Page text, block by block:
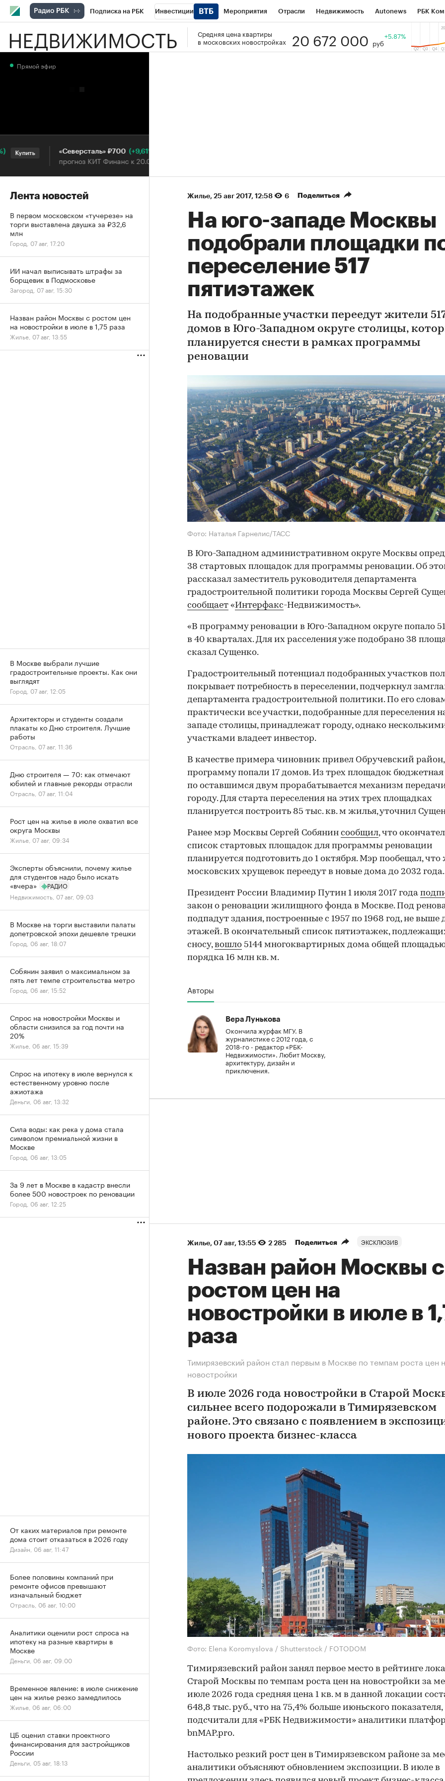
Подписка на РБК Инвестиции Мероприятия Отрасли Недвижимость Autonews РБК
РБК Вино Спорт Школа управления РБК РБК Образование Тренды
НЕДВИЖИМОСТЬ
Средняя цена квартиры
в московских новостройках
20 672 000 руб
+5.87%
Жилье⁠, 25 авг 2017, 12:58 6 Поделиться
На юго-западе Москвы
подобрали площадки
переселение 517
пятиэтажек
На подобранные участки переедут жители
домов в Юго-Западном округе столицы,
планируется снести в рамках программы
реновации
Фото: Наталья Гарнелис/ТАСС
В Юго-Западном административном округе Москвы
38 стартовых площадок для программы реновации. Об
рассказал заместитель руководителя департамента
градостроительной политики города Москвы Сергей
сообщает «Интерфакс-Недвижимость».
«В программу реновации в Юго-Западном округе попало
в 40 кварталах. Для их расселения уже подобрано 38
сказал Сущенко.
Градостроительный потенциал подобранных участков
покрывает потребность в переселении, подчеркнул
департамента градостроительной политики. По его
практически все участки, подобранные для переселения
западе столицы, принадлежат городу, однако
участками владеет инвестор.
В качестве примера чиновник привел Обручевский район,
программу попали 17 домов. Из трех площадок
по оставшимся двум прорабатывается механизм
городу. Для старта переселения на этих трех площадках
планируется построить 85 тыс. кв. м жилья, уточнил
Ранее мэр Москвы Сергей Собянин сообщил, что
список стартовых площадок для программы реновации
планируется подготовить до 1 октября. Мэр пообещал,
московских хрущевок переедут в новые дома до 2032 года.
Президент России Владимир Путин 1 июля 2017 года
закон о реновации жилищного фонда в Москве. Под
подпадут здания, построенные с 1957 по 1968 год, не выше
этажей. В окончательный список пятиэтажек,
сносу,вошло 5144 многоквартирных дома общей
порядка 16 млн кв. м.
Авторы
Вера Лунькова
Окончила журфак МГУ. В
журналистике с 2012 года, с
2018-го - редактор «РБК-
Недвижимости». Любит Москву,
архитектуру, дизайн и
приключения.
Жилье⁠, 07 авг, 13:55 2 285 Поделиться ЭКСКЛЮЗИВ
Назван район Москвы с
ростом цен на
новостройки в июле в
раза
Тимирязевский район стал первым в Москве по темпам роста цен
новостройки
В июле 2026 года новостройки в Старой
сильнее всего подорожали в Тимирязевском
районе. Это связано с появлением в
нового проекта бизнес-класса
Фото: Elena Koromyslova / Shutterstock / FOTODOM
Тимирязевский район занял первое место в рейтинге
Старой Москвы по темпам роста цен на новостройки за
июле 2026 года средняя цена 1 кв. м в данной локации
648,8 тыс. руб., что на 75,4% больше июньского показателя,
подсчитали для «РБК Недвижимости» аналитики
bnMAP.pro.
Настолько резкий рост цен в Тимирязевском районе за
аналитики объясняют обновлением экспозиции. В июле в
Прямой эфир
Купить «Северсталь» ₽700 (+9,61%)
прогноз КИТ Финанс к 20.07.27
Лента новостей
В первом московском «тучерезе» на
торги выставлена двушка за ₽32,6
млн
Город, 07 авг, 17:20
ИИ начал выписывать штрафы за
борщевик в Подмосковье
Загород, 07 авг, 15:30
Назван район Москвы с ростом цен
на новостройки в июле в 1,75 раза
Жилье, 07 авг, 13:55
В Москве выбрали лучшие
градостроительные проекты. Как они
выглядят
Город, 07 авг, 12:05
Архитекторы и студенты создали
плакаты ко Дню строителя. Лучшие
работы
Отрасль, 07 авг, 11:36
Дню строителя — 70: как отмечают
юбилей и главные рекорды отрасли
Отрасль, 07 авг, 11:04
Рост цен на жилье в июле охватил все
округа Москвы
Жилье, 07 авг, 09:34
Эксперты объяснили, почему жилье
для студентов надо было искать
«вчера»
РАДИО
Недвижимость, 07 авг, 09:03
В Москве на торги выставили палаты
допетровской эпохи дешевле трешки
Город, 06 авг, 18:07
Собянин заявил о максимальном за
пять лет темпе строительства метро
Город, 06 авг, 15:52
Спрос на новостройки Москвы и
области снизился за год почти на
20%
Жилье, 06 авг, 15:39
Спрос на ипотеку в июле вернулся к
естественному уровню после
ажиотажа
Деньги, 06 авг, 13:32
Сила воды: как река у дома стала
символом премиальной жизни в
Москве
Город, 06 авг, 13:05
За 9 лет в Москве в кадастр внесли
более 500 новостроек по реновации
Город, 06 авг, 12:25
От каких материалов при ремонте
дома стоит отказаться в 2026 году
Дизайн, 06 авг, 11:47
Более половины компаний при
ремонте офисов превышают
изначальный бюджет
Отрасль, 06 авг, 10:00
Аналитики оценили рост спроса на
ипотеку на разные квартиры в
Москве
Деньги, 06 авг, 09:00
Временное явление: в июле снижение
цен на жилье резко замедлилось
Жилье, 06 авг, 06:00
ЦБ оценил ставки проектного
финансирования для застройщиков
России
Деньги, 05 авг, 18:13